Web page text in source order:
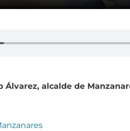
Álvarez, alcalde de